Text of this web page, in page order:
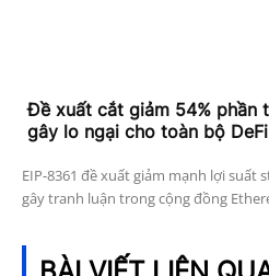
Đề xuất cắt giảm 54% phần
gây lo ngại cho toàn bộ DeFi
EIP-8361 đề xuất giảm mạnh lợi suất
gây tranh luận trong cộng đồng